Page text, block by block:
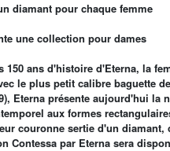
diamant pour chaque femme
une collection pour dames
150 ans d'histoire d'Eterna, la
le plus petit calibre baguette
Eterna présente aujourd'hui
aux formes
couronne sertie d'un
Contessa par Eterna sera